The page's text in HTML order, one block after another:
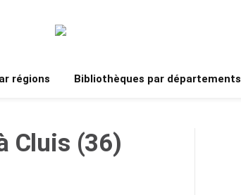
régions Bibliothèques par départements
Cluis (36)